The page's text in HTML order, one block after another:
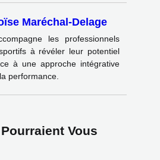
Maréchal-Delage
les professionnels
à révéler leur potentiel
à une approche intégrative
performance.
Vous